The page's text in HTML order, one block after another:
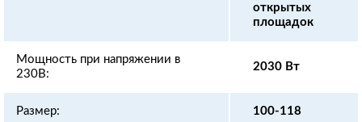
открытых
площадок
Мощность при напряжении в
230В:
2030 Вт
Размер: 100-118